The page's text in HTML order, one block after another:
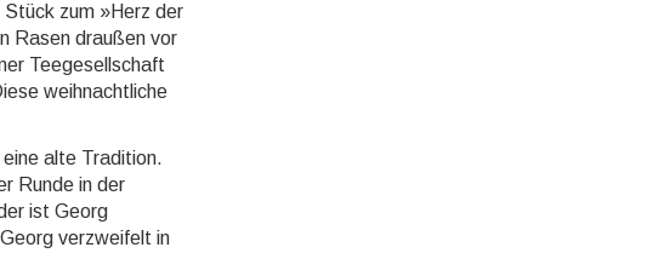
zum »Herz der
Rasen draußen vor
Teegesellschaft
weihnacht­liche
alte Tradition.
Runde in der
ist Georg
verzweifelt in